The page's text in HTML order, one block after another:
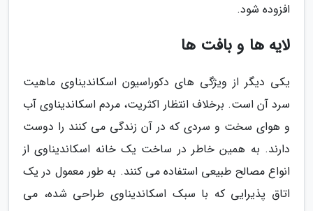
افزوده شود.
لایه ها و بافت ها
یکی دیگر از ویژگی های دکوراسیون اسکاندیناوی ماهیت
سرد آن است. برخلاف انتظار اکثریت، مردم اسکاندیناوی آب
و هوای سخت و سردی که در آن زندگی می کنند را دوست
دارند. به همین خاطر در ساخت یک خانه اسکاندیناوی از
انواع مصالح طبیعی استفاده می کنند. به طور معمول در یک
اتاق پذیرایی که با سبک اسکاندیناوی طراحی شده، می